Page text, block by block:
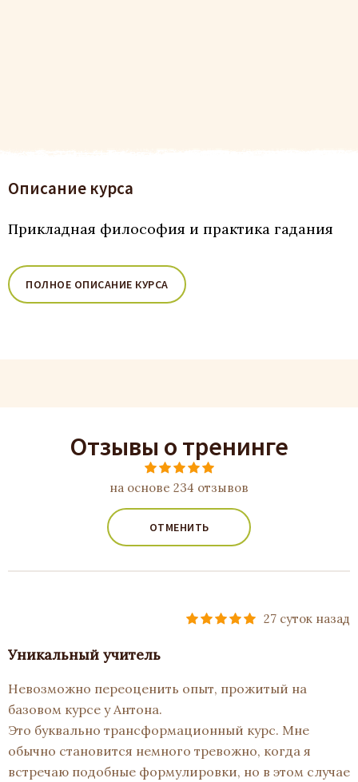
Описание курса
Прикладная философия и практика гадания
ПОЛНОЕ ОПИСАНИЕ КУРСА
Отзывы о тренинге
на основе 234 отзывов
ОТМЕНИТЬ
27 суток назад
Уникальный учитель
Невозможно переоценить опыт, прожитый на
базовом курсе у Антона.
Это буквально трансформационный курс. Мне
обычно становится немного тревожно, когда я
встречаю подобные формулировки, но в этом случае